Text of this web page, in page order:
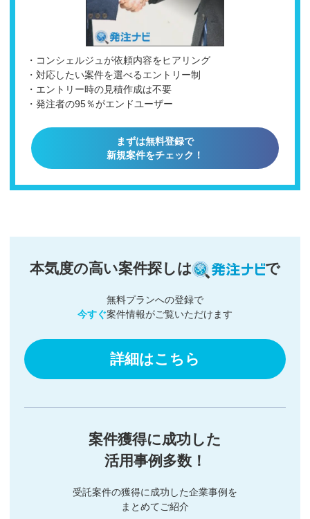
・コンシェルジュが依頼内容をヒアリング
・対応したい案件を選べるエントリー制
・エントリー時の見積作成は不要
・発注者の95％がエンドユーザー
まずは無料登録で
新規案件をチェック！
本気度の高い案件探しは で
無料プランへの登録で
今すぐ案件情報がご覧いただけます
詳細はこちら
案件獲得に成功した
活用事例多数！
受託案件の獲得に成功した企業事例を
まとめてご紹介